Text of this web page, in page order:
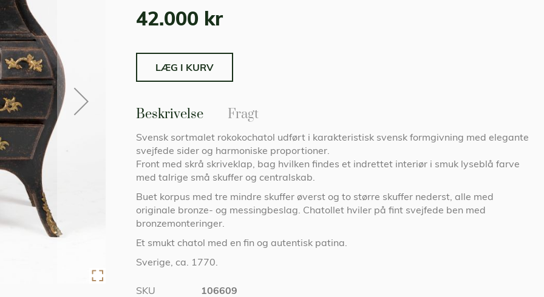
42.000 kr
LÆG I KURV
Beskrivelse
Svensk sortmalet rokokochatol udført i karakteristisk svensk formgivning med elegante
svejfede sider og harmoniske proportioner.
Front med skrå skriveklap, bag hvilken findes et indrettet interiør i smuk lyseblå farve
med talrige små skuffer og centralskab.
Buet korpus med tre mindre skuffer øverst og to større skuffer nederst, alle med
originale bronze- og messingbeslag. Chatollet hviler på fint svejfede ben med
bronzemonteringer.
Et smukt chatol med en fin og autentisk patina.
Sverige, ca. 1770.
Specifikationer
SKU
106609
Fragt